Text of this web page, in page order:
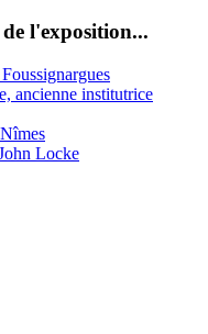
l'exposition...
ancienne institutrice
Locke